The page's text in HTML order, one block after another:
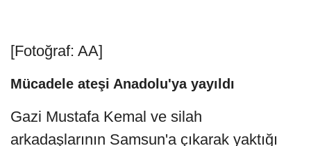
[Fotoğraf: AA]
Mücadele ateşi Anadolu'ya yayıldı
Gazi Mustafa Kemal ve silah
arkadaşlarının Samsun'a çıkarak yaktığı